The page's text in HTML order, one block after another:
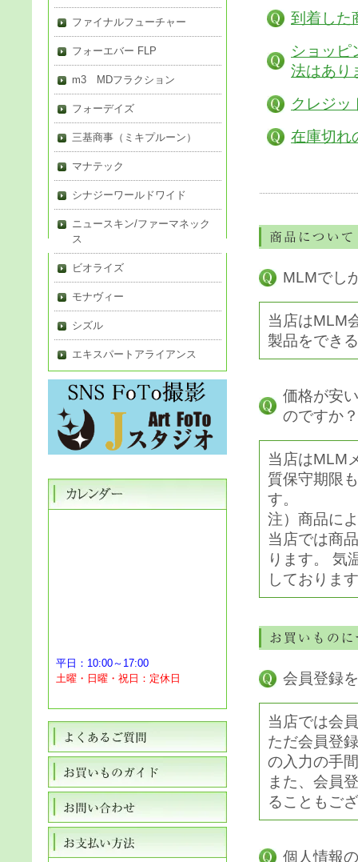
到着した
ショッピ
法はあり
クレジッ
在庫切れ
MLMでし
当店はMLM
製品をでき
価格が安
のですか？
当店はMLM
質保守期限
す。
注）商品に
当店では商
ります。 気
しておりま
会員登録
当店では会
ただ会員登
の入力の手
また、会員
ることもご
個人情報
ファイナルフューチャー
フォーエバー FLP
m3 MDフラクション
フォーデイズ
三基商事（ミキプルーン）
マナテック
シナジーワールドワイド
ニュースキン/ファーマネック
ス
ビオライズ
モナヴィー
シズル
エキスパートアライアンス
平日：10:00～17:00
土曜・日曜・祝日：定休日